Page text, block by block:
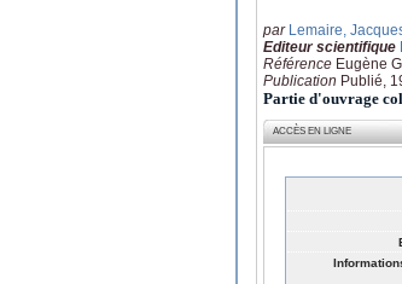
par Lemaire,
Editeur scientifique
Référence Eugène
Publication Publié,
Partie d'ouvrage
ACCÈS EN LIGNE